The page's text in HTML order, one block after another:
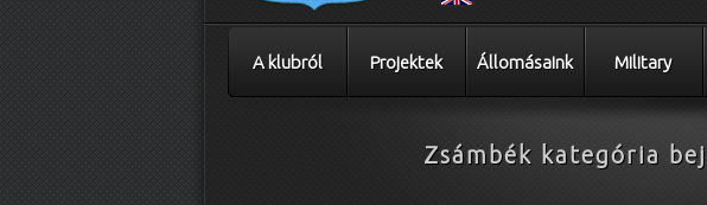
A klubról Projektek Állomásaink Military
Zsámbék kategória